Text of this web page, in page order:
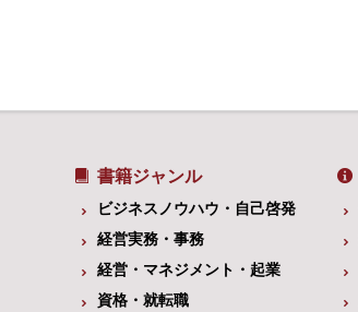
書籍ジャンル
ビジネスノウハウ・自己啓発
経営実務・事務
経営・マネジメント・起業
資格・就転職